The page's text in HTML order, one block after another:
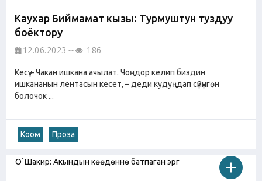
Каухар Биймамат кызы: Турмуштун туздуу
боёктору
12.06.2023 186
Кесүү – Чакан ишкана ачылат. Чоңдор келип биздин
ишкананын лентасын кесет, – деди кудуңдап сүйүнгөн
болочок ...
Коом Проза